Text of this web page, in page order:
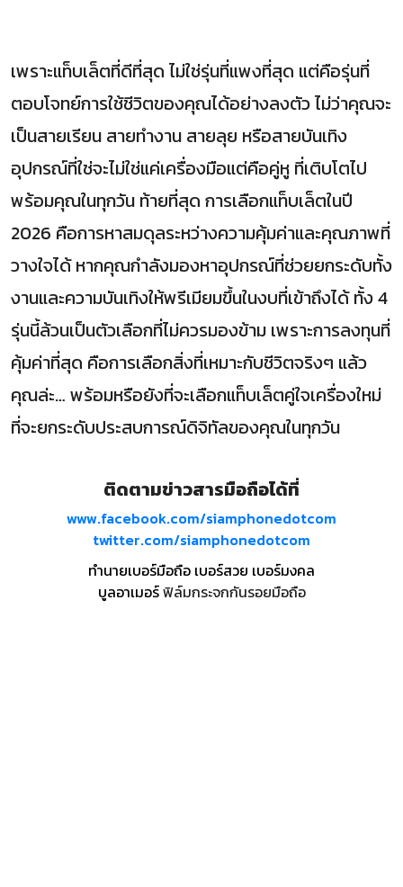
เพราะแท็บเล็ตที่ดีที่สุด ไม่ใช่รุ่นที่แพงที่สุด แต่คือรุ่นที่
ตอบโจทย์การใช้ชีวิตของคุณได้อย่างลงตัว ไม่ว่าคุณจะ
เป็นสายเรียน สายทำงาน สายลุย หรือสายบันเทิง
อุปกรณ์ที่ใช่จะไม่ใช่แค่เครื่องมือแต่คือคู่หู ที่เติบโตไป
พร้อมคุณในทุกวัน ท้ายที่สุด การเลือกแท็บเล็ตในปี
2026 คือการหาสมดุลระหว่างความคุ้มค่าและคุณภาพที่
วางใจได้ หากคุณกำลังมองหาอุปกรณ์ที่ช่วยยกระดับทั้ง
งานและความบันเทิงให้พรีเมียมขึ้นในงบที่เข้าถึงได้ ทั้ง 4
รุ่นนี้ล้วนเป็นตัวเลือกที่ไม่ควรมองข้าม เพราะการลงทุนที่
คุ้มค่าที่สุด คือการเลือกสิ่งที่เหมาะกับชีวิตจริงๆ แล้ว
คุณล่ะ… พร้อมหรือยังที่จะเลือกแท็บเล็ตคู่ใจเครื่องใหม่
ที่จะยกระดับประสบการณ์ดิจิทัลของคุณในทุกวัน
ติดตามข่าวสารมือถือได้ที่
www.facebook.com/siamphonedotcom
twitter.com/siamphonedotcom
ทำนายเบอร์มือถือ เบอร์สวย เบอร์มงคล
บูลอาเมอร์ฟิล์มกระจกกันรอยมือถือ